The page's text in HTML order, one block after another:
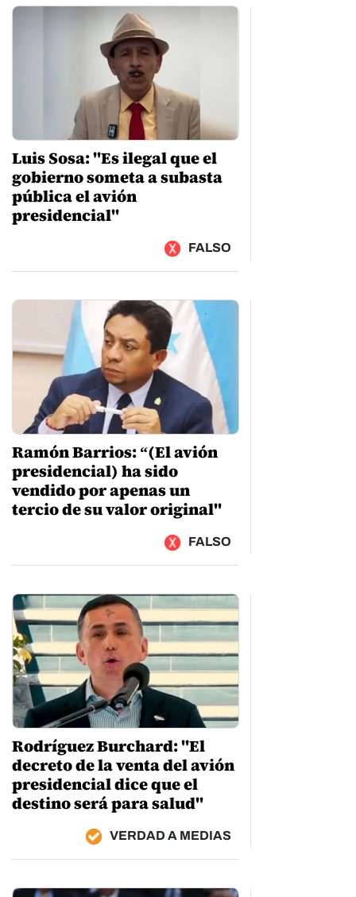
Luis Sosa: "Es ilegal que el
gobierno someta a subasta
pública el avión
presidencial"
FALSO
Ramón Barrios: “(El avión
presidencial) ha sido
vendido por apenas un
tercio de su valor original"
FALSO
Rodríguez Burchard: "El
decreto de la venta del avión
presidencial dice que el
destino será para salud"
VERDAD A MEDIAS